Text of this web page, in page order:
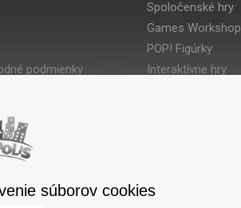
podmienky
Spoločenské hry
Games Workshop
POP! Figúrky
Interaktívne hry
súborov cookies